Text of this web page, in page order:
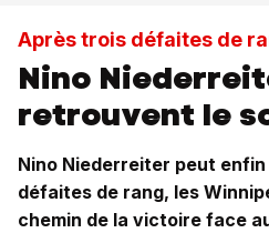
Après trois défaites de
Nino
retrouvent le
Nino Niederreiter peut
défaites de rang, les
chemin de la victoire face